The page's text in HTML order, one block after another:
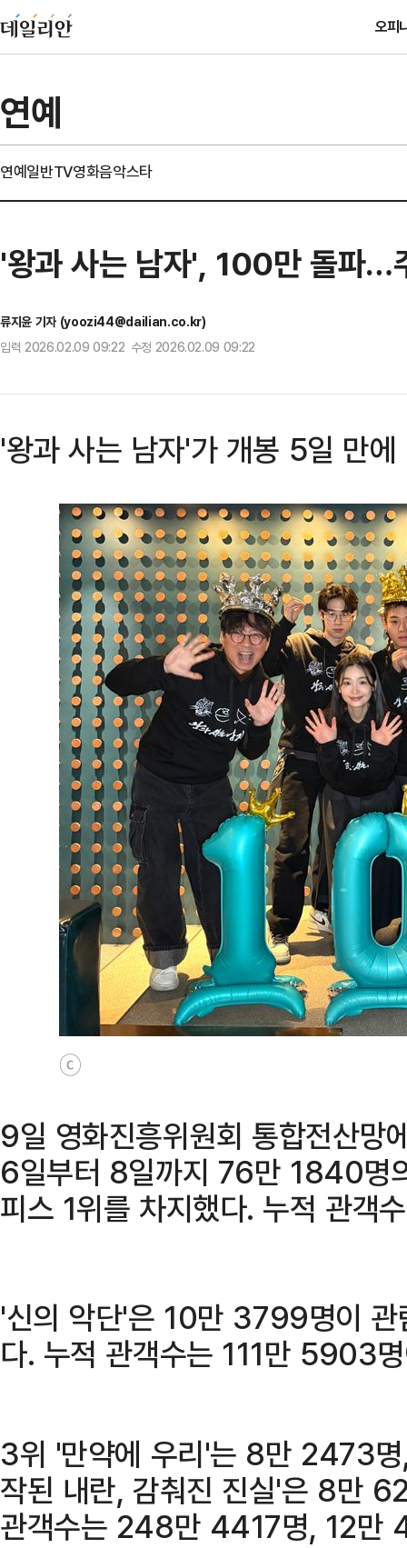
오피
연예
연예일반TV영화음악스타
'왕과 사는 남자', 100만 돌파…
류지윤 기자 (yoozi44@dailian.co.kr)
입력 2026.02.09 09:22 수정 2026.02.09 09:22
'왕과 사는 남자'가 개봉 5일 만
ⓒ
9일 영화진흥위원회 통합전산망
6일부터 8일까지 76만 1840명
피스 1위를 차지했다. 누적 관객
'신의 악단'은 10만 3799명이 관
다. 누적 관객수는 111만 5903
3위 '만약에 우리'는 8만 2473
작된 내란, 감춰진 진실'은 8만
관객수는 248만 4417명, 12만